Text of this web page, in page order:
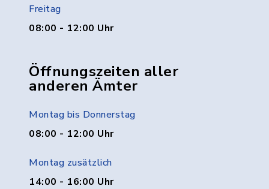
Freitag
08:00 - 12:00 Uhr
Öffnungszeiten aller
anderen Ämter
Montag bis Donnerstag
08:00 - 12:00 Uhr
Montag zusätzlich
14:00 - 16:00 Uhr